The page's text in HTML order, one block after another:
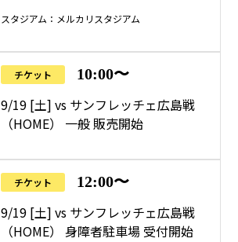
スタジアム：メルカリスタジアム
チケット 10:00〜
9/19 [土] vs サンフレッチェ広島戦
（HOME） 一般 販売開始
チケット 12:00〜
9/19 [土] vs サンフレッチェ広島戦
（HOME） 身障者駐車場 受付開始